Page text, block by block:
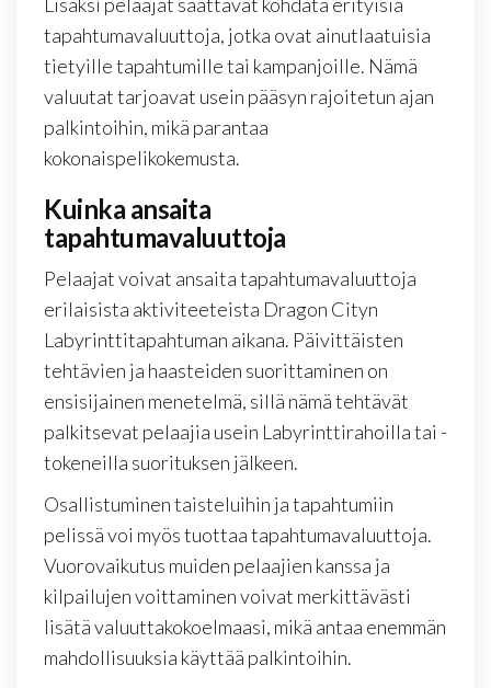
tapahtumavaluuttoja, jotka ovat ainutlaatuisia
tietyille tapahtumille tai kampanjoille. Nämä
valuutat tarjoavat usein pääsyn rajoitetun ajan
palkintoihin, mikä parantaa
kokonaispelikokemusta.
Kuinka ansaita
tapahtumavaluuttoja
Pelaajat voivat ansaita tapahtumavaluuttoja
erilaisista aktiviteeteista Dragon Cityn
Labyrinttitapahtuman aikana. Päivittäisten
tehtävien ja haasteiden suorittaminen on
ensisijainen menetelmä, sillä nämä tehtävät
palkitsevat pelaajia usein Labyrinttirahoilla tai -
tokeneilla suorituksen jälkeen.
Osallistuminen taisteluihin ja tapahtumiin
pelissä voi myös tuottaa tapahtumavaluuttoja.
Vuorovaikutus muiden pelaajien kanssa ja
kilpailujen voittaminen voivat merkittävästi
lisätä valuuttakokoelmaasi, mikä antaa enemmän
mahdollisuuksia käyttää palkintoihin.